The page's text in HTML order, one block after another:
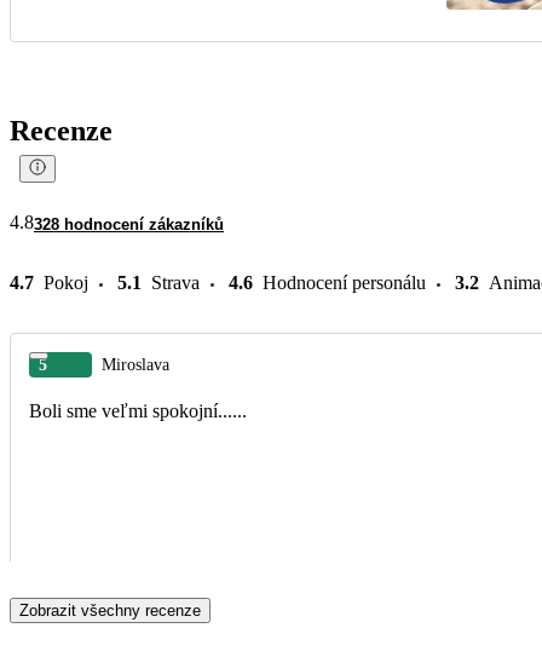
Recenze
4.8328 hodnocení zákazníků
4.7 Pokoj 5.1 Strava 4.6 Hodnocení personálu 3.2
5 Miroslava
Boli sme veľmi spokojní......
Zobrazit všechny recenze